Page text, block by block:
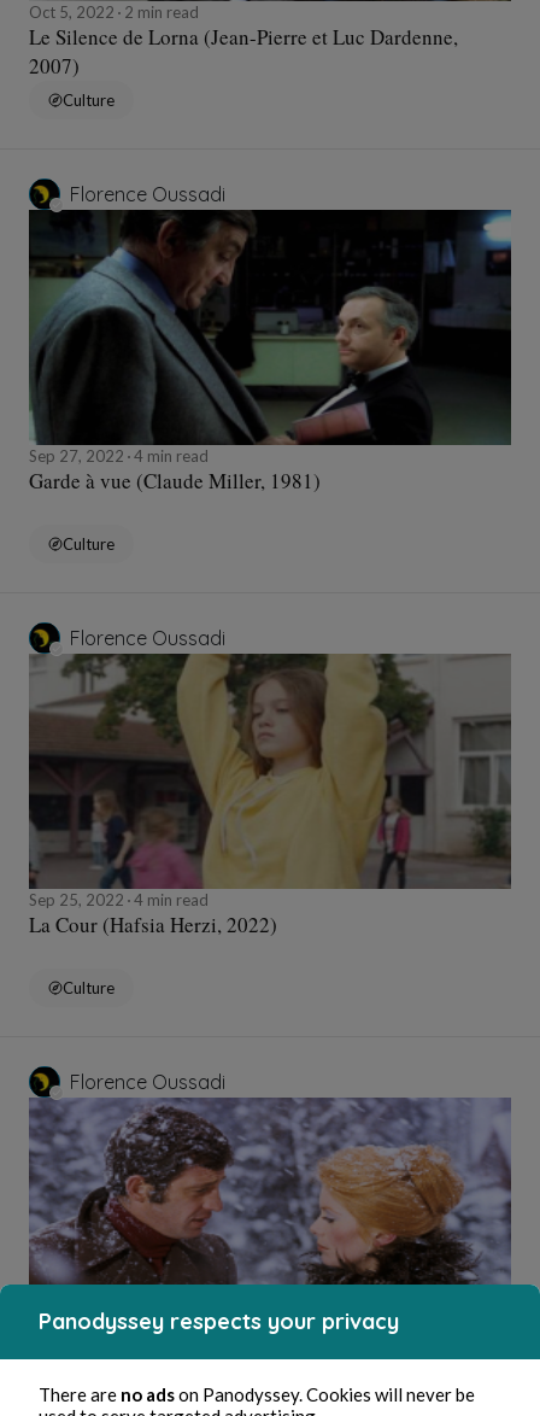
Oct 5, 2022 2 min read
Le Silence de Lorna (Jean-Pierre et Luc Dardenne,
2007)
Culture
Florence Oussadi
Sep 27, 2022 4 min read
Garde à vue (Claude Miller, 1981)
Culture
Florence Oussadi
Sep 25, 2022 4 min read
La Cour (Hafsia Herzi, 2022)
Culture
Florence Oussadi
La Sirène du Mississipi (François Truffaut, 1969)
Panodyssey respects your privacy
There are no adson Panodyssey. Cookies will never be